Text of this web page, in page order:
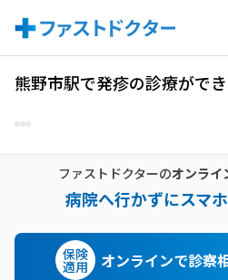
熊野市駅で発疹の診療がで
ファストドクターのオンライ
病院へ行かずにスマ
保険
適用 オンラインで診察